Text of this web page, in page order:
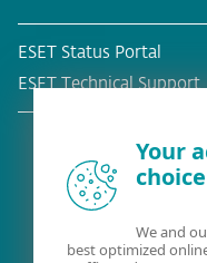
ESET Status Portal
ESET Technical Support
Your
choice
We and
best optimized